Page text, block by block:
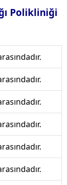
Polikliniği